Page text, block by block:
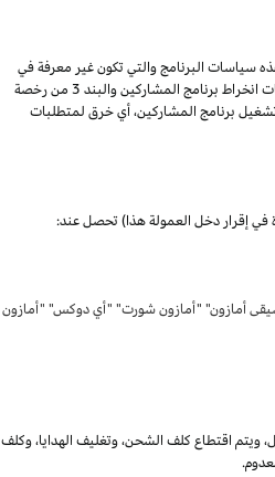
سياسات البرنامج والتي تكون غير معرفة في
من متطلبات انخراط برنامج المشاركين والبند 3 من رخصة
بانتهاء اتفاقية تشغيل برنامج المشاركين. لتفادي الشك وبدون الحد من غرض المادة 6 (ا) من اتفاقية تشغيل برنامج المشاركين، أي خرق لمتطلبات
في إقرار دخل العمولة هذا) تحصل عند:
أمازون" "أمازون شورت" "أي دوكس" "أمازون
،ويتم اقتطاع كلف الشحن،وتغليف الهدايا،وكلف